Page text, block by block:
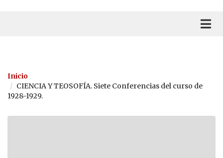
Inicio
CIENCIA Y TEOSOFÍA. Siete Conferencias del curso de
1928-1929.